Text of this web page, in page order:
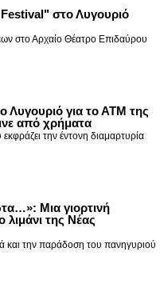
στο Λυγουριό
στο Αρχαίο Θέατρο Επιδαύρου
Λυγουριό για το ΑΤΜ της
από χρήματα
την έντονη διαμαρτυρία
Μια γιορτινή
λιμάνι της Νέας
και την παράδοση του πανηγυριού